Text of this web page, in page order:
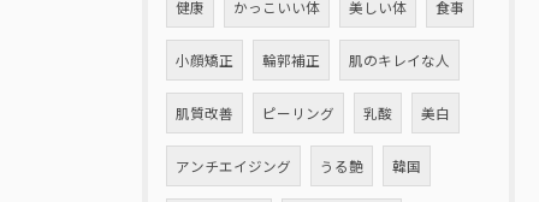
健康 かっこいい体 美しい体 食事
小顔矯正 輪郭補正 肌のキレイな人
肌質改善 ピーリング 乳酸 美白
アンチエイジング うる艶 韓国